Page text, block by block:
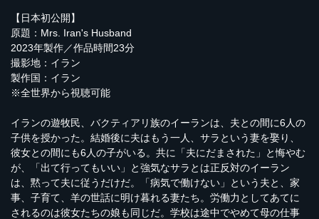
【日本初公開】
原題：Mrs. Iran's Husband
2023年製作／作品時間23分
撮影地：イラン
製作国：イラン
※全世界から視聴可能
イランの遊牧民、バクティアリ族のイーランは、夫との間に6人の
子供を授かった。結婚後に夫はもう一人、サラという妻を娶り、
彼女との間にも6人の子がいる。共に「夫にだまされた」と悔やむ
が、「出て行ってもいい」と強気なサラとは正反対のイーラン
は、黙って夫に従うだけだ。「病気で働けない」という夫と、家
事、子育て、羊の世話に明け暮れる妻たち。労働力としてあてに
されるのは彼女たちの娘も同じだ。学校は途中でやめて母の仕事